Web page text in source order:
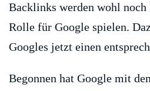
Backlinks werden wohl
Rolle für Google spielen.
Googles jetzt einen
Begonnen hat Google mit